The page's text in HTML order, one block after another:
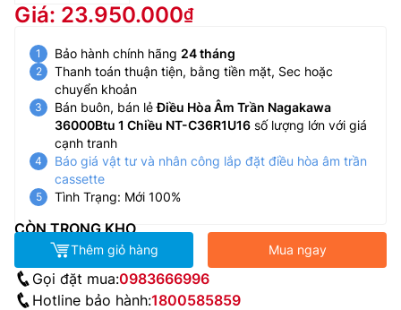
Giá: 23.950.000
Bảo hành chính hãng 24 tháng
Thanh toán thuận tiện, bằng tiền mặt, Sec hoặc
chuyển khoản
Bán buôn, bán lẻĐiều Hòa Âm Trần Nagakawa
36000Btu 1 Chiều NT-C36R1U16 số lượng lớn với giá
cạnh tranh
Báo giá vật tư và nhân công lắp đặt điều hòa âm trần
cassette
Tình Trạng: Mới 100%
CÒN TRONG KHO
Thêm giỏ hàng Mua ngay
Gọi đặt mua:0983666996
Hotline bảo hành:1800585859